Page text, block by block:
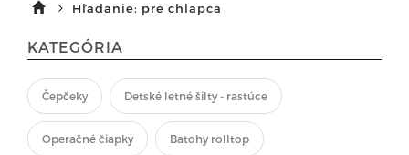
Hľadanie: pre chlapca
KATEGÓRIA
Čepčeky Detské letné šilty - rastúce
Operačné čiapky Batohy rolltop